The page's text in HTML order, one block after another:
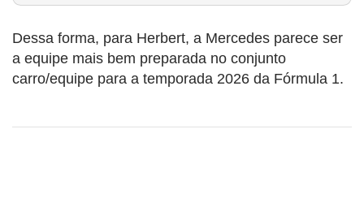
Dessa forma, para Herbert, a Mercedes parece ser
a equipe mais bem preparada no conjunto
carro/equipe para a temporada 2026 da Fórmula 1.